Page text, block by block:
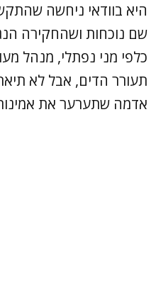
היא בוודאי ניחשה
שם נוכחות ושהחקירה
כלפי מני נפתלי, מנהל
תעורר הדים, אבל לא
אדמה שתערער את